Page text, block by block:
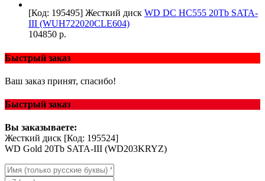
[Код: 195495] Жесткий диск WD DC HC555 20Tb SATA-
III (WUH722020CLE604)
104850 р.
Быстрый заказ
Ваш заказ принят, спасибо!
Быстрый заказ
Вы заказываете:
Жесткий диск [Код: 195524]
WD Gold 20Tb SATA-III (WD203KRYZ)